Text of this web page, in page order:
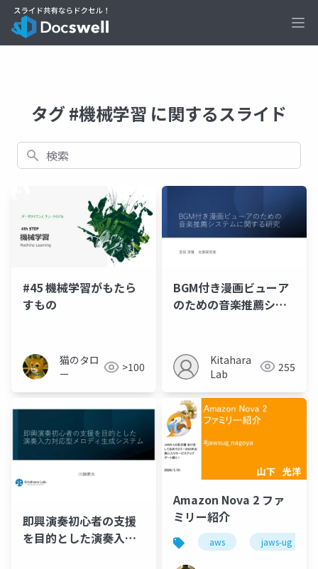
タグ #機械学習 に関するスライド
検索
#45 機械学習がもたら
すもの
猫のタロ
ー
>100
BGM付き漫画ビューア
のための音楽推薦シス
Kitahara
Lab
255
即興演奏初心者の支援
を目的とした演奏入力
Amazon Nova 2 ファ
ミリー紹介
aws jaws-ug